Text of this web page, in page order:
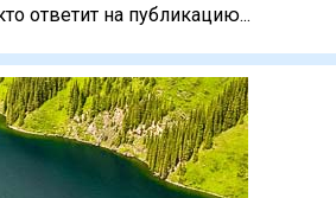
ответит на публикацию...